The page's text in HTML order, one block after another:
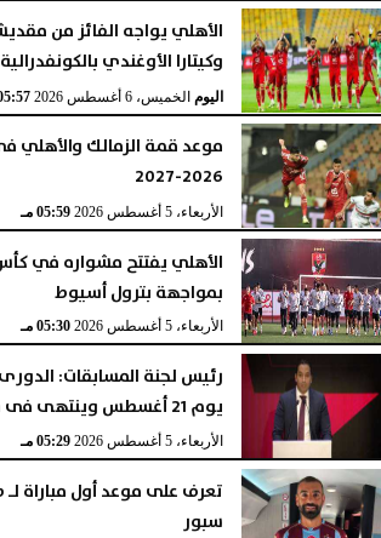
الأهلي يواجه الفائز من
وكيتارا الأوغندي بالكونفدرالية
اليوم الخميس، 6 أغسطس 2026 05:57
موعد قمة الزمالك والأهلي
2026-2027
الأربعاء، 5 أغسطس 2026 05:59 مـ
الأهلي يفتتح مشواره في
بمواجهة بترول أسيوط
الأربعاء، 5 أغسطس 2026 05:30 مـ
رئيس لجنة المسابقات:
يوم 21 أغسطس وينتهى فى مايو
الأربعاء، 5 أغسطس 2026 05:29 مـ
تعرف على موعد أول مباراة لـ
سبور